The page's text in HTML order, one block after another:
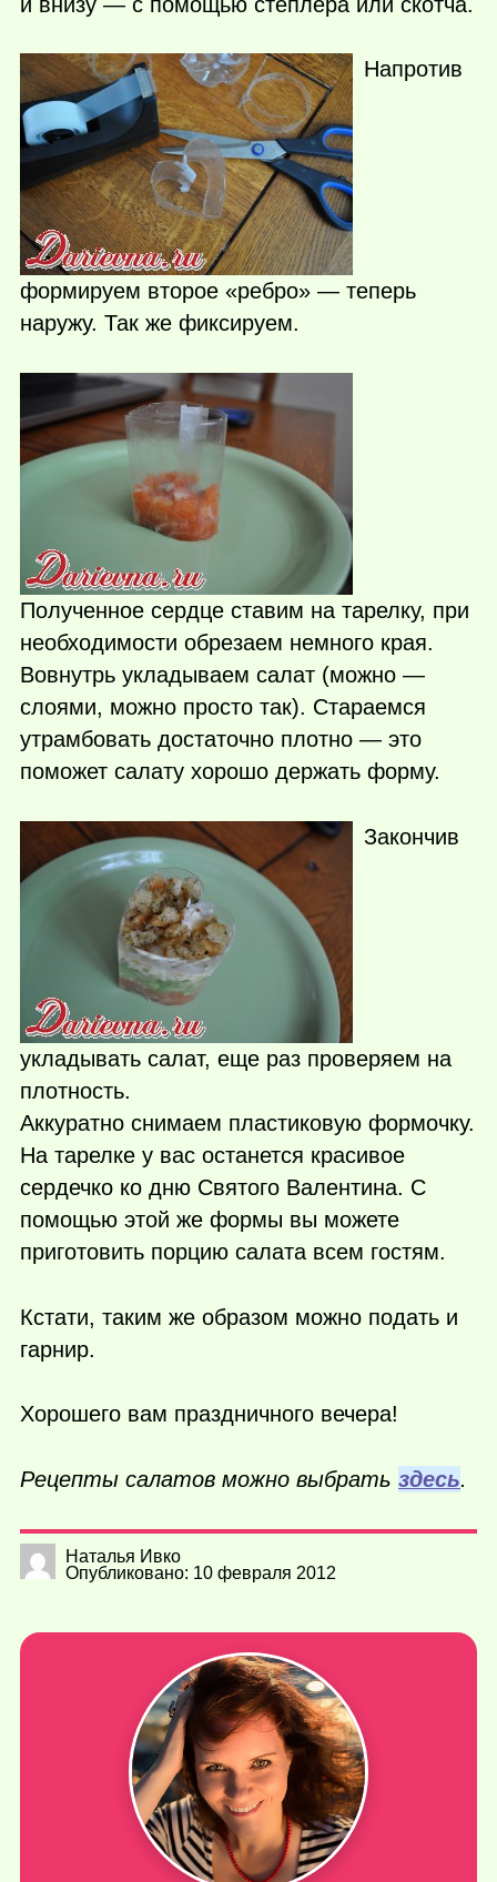
Напротив
формируем второе «ребро» — теперь
наружу. Так же фиксируем.
Полученное сердце ставим на тарелку, при
необходимости обрезаем немного края.
Вовнутрь укладываем салат (можно —
слоями, можно просто так). Стараемся
утрамбовать достаточно плотно — это
поможет салату хорошо держать форму.
Закончив
укладывать салат, еще раз проверяем на
плотность.
Аккуратно снимаем пластиковую формочку.
На тарелке у вас останется красивое
сердечко ко дню Святого Валентина. С
помощью этой же формы вы можете
приготовить порцию салата всем гостям.
Кстати, таким же образом можно подать и
гарнир.
Хорошего вам праздничного вечера!
Рецепты салатов можно выбрать здесь.
Наталья Ивко
Опубликовано: 10 февраля 2012